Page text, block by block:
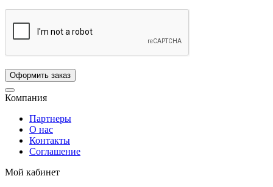
Компания
Партнеры
О нас
Контакты
Соглашение
Мой кабинет